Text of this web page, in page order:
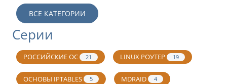
ВСЕ КАТЕГОРИИ
Серии
РОССИЙСКИЕ ОС 21 LINUX РОУТЕР 19
ОСНОВЫ IPTABLES 5 MDRAID 4